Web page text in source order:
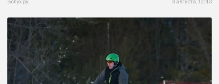
Вслух.ру 8 августа, 12:43